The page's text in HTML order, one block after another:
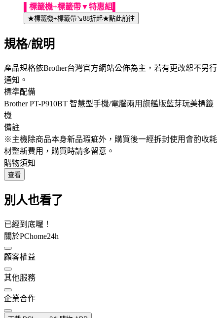
▌標籤機+標籤帶▼特惠組▌
★標籤機+標籤帶↘88折起★點此前往
規格/說明
產品規格依Brother台灣官方網站公佈為主，若有更改恕不另行
通知。
標準配備
Brother PT-P910BT 智慧型手機/電腦兩用旗艦版藍芽玩美標籤
機
備註
※主機除商品本身新品瑕疵外，購買後一經拆封使用會酌收耗
材整新費用，購買時請多留意。
購物須知
查看
別人也看了
已經到底囉！
關於PChome24h
顧客權益
其他服務
企業合作